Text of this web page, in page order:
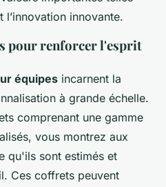
l’innovation innovante.
pour renforcer l'esprit
équipes incarnent la
à grande échelle.
comprenant une gamme
vous montrez aux
qu'ils sont estimés et
Ces coffrets peuvent